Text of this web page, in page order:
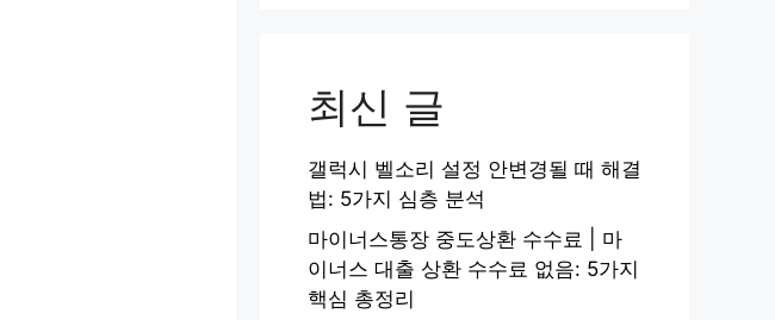
최신 글
갤럭시 벨소리 설정 안변경될 때 해결
법: 5가지 심층 분석
마이너스통장 중도상환 수수료 | 마
이너스 대출 상환 수수료 없음: 5가지
핵심 총정리